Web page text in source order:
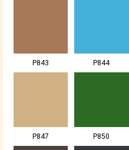
P843 P844
P847 P850